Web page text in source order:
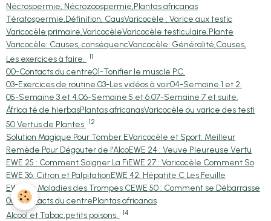
Nécrospermie, Nécrozoospermie,Plantas africanas
Tératospermie,Définition, CausVaricocèle : Varice aux testic
Varicocèle primaire,VaricocèleVaricocèle testiculaire,Plante
Varicocèle: Causes, conséquencVaricocèle: Généralité,Causes,
Les exercices à faire.
11
00-Contacts du centre01-Tonifier le muscle PC.
03-Exercices de routine.03-Les vidéos à voir04-Semaine 1 et 2.
05-Semaine 3 et 4.06-Semaine 5 et 6.07-Semaine 7 et suite.
África té de hierbasPlantas africanasVaricocèle ou varice des testi
50 Vertus de Plantes 12
Solution Magique Pour Tomber EVaricocèle et Sport: Meilleur
Remède Pour Dégouter de l'AlcoEWE 24 : Veuve Pleureuse Vertu
EWE 25 : Comment Soigner La FiEWE 27 : Varicocèle Comment So
EWE 36: Citron et PalpitationEWE 42: Hépatite C Les Feuille
EWE 46: Maladies des Trompes CEWE 50 : Comment se Débarrasse
00-Contacts du centrePlantas africanas
Alcool et Tabac,petits poisons.
14